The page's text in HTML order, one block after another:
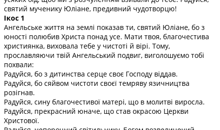
святий мученику Юліане, предивний чудотворцю!
Ікос 1
Ангельське життя на землі показав ти, святий Юліане, бо з
юності полюбив Христа понад усе. Мати твоя, благочестива
християнка, виховала тебе у чистоті й вірі. Тому,
прославляючи твій Ангельський подвиг, виголошуємо тобі
похвали:
Радуйся, бо з дитинства серце своє Господу віддав.
Радуйся, бо сяйвом чистоти своєї темряву язичництва
розігнав.
Радуйся, сину благочестивої матері, що в молитві виросла.
Радуйся, прекрасний юначе, що став окрасою Церкви
Христової.